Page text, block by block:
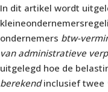
In dit artikel wordt
ondernemers btw-
van administratieve
uitgelegd hoe de
berekendinclusief twee